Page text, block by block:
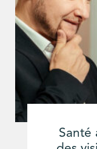
Santé